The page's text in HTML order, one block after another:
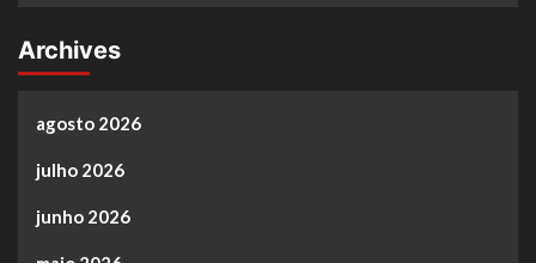
Archives
agosto 2026
julho 2026
junho 2026